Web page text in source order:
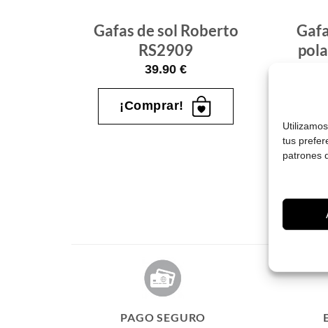
tus
patrones
Gafas de sol Roberto
RS2909
39.90 €
¡Comprar!
PAGO SEGURO